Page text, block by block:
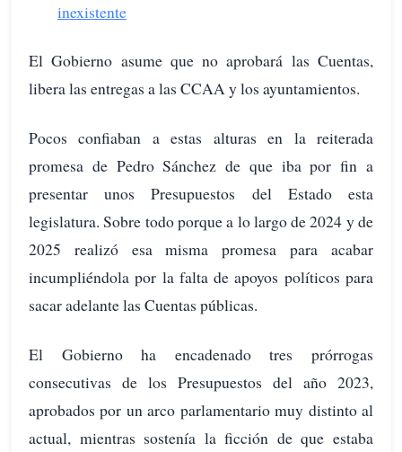
inexistente
El Gobierno asume que no aprobará las Cuentas,
libera las entregas a las CCAA y los ayuntamientos.
Pocos confiaban a estas alturas en la reiterada
promesa de Pedro Sánchez de que iba por fin a
presentar unos Presupuestos del Estado esta
legislatura. Sobre todo porque a lo largo de 2024 y de
2025 realizó esa misma promesa para acabar
incumpliéndola por la falta de apoyos políticos para
sacar adelante las Cuentas públicas.
El Gobierno ha encadenado tres prórrogas
consecutivas de los Presupuestos del año 2023,
aprobados por un arco parlamentario muy distinto al
actual, mientras sostenía la ficción de que estaba